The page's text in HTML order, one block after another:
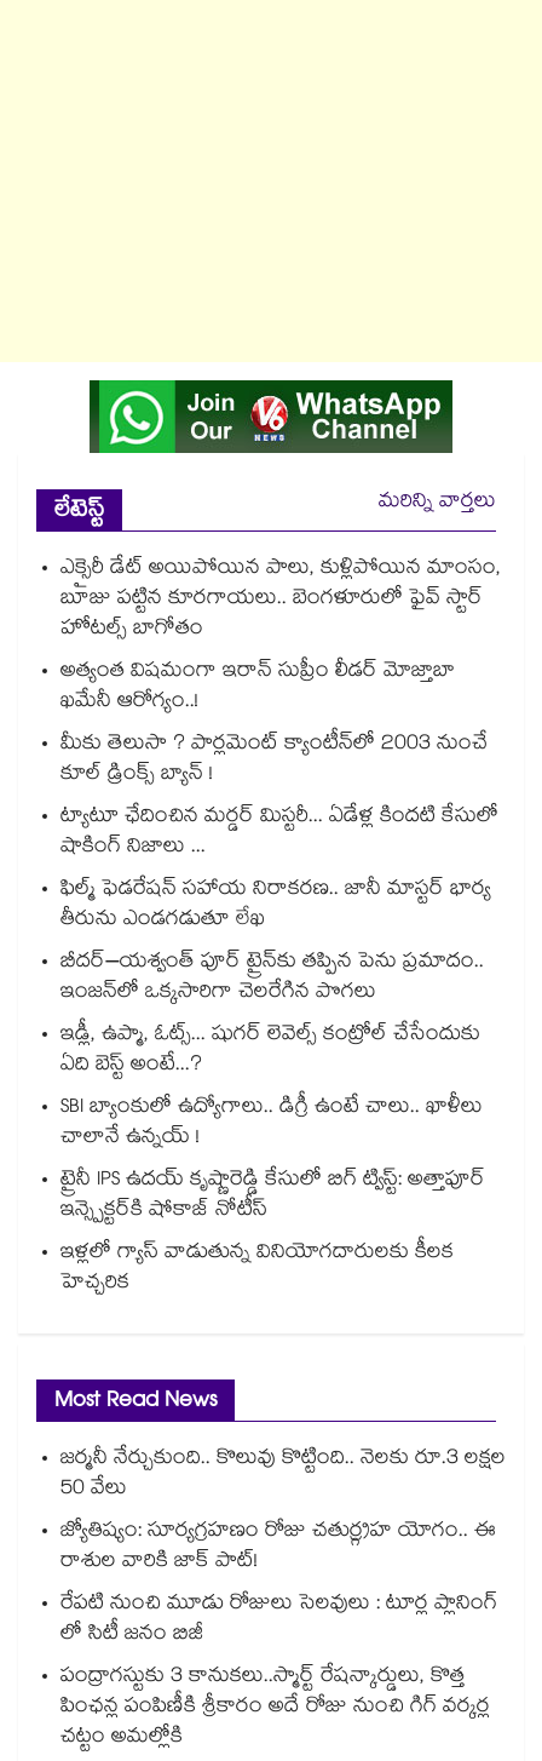
లేటెస్ట్
మరిన్ని వార్తలు
ఎక్సైరీ డేట్ అయిపోయిన పాలు, కుళ్లిపోయిన మాంసం,
బూజు పట్టిన కూరగాయలు.. బెంగళూరులో ఫైవ్ స్టార్
హోటల్స్ బాగోతం
అత్యంత విషమంగా ఇరాన్ సుప్రీం లీడర్ మోజ్తాబా
ఖమేనీ ఆరోగ్యం..!
మీకు తెలుసా ? పార్లమెంట్ క్యాంటీన్⁪లో 2003 నుంచే
కూల్ డ్రింక్స్ బ్యాన్ !
ట్యాటూ ఛేదించిన మర్డర్ మిస్టరీ... ఏడేళ్ల కిందటి కేసులో
షాకింగ్ నిజాలు ...
ఫిల్మ్ ఫెడరేషన్ సహాయ నిరాకరణ.. జానీ మాస్టర్ భార్య
తీరును ఎండగడుతూ లేఖ
బీదర్–యశ్వంత్ పూర్ ట్రైన్‎కు తప్పిన పెను ప్రమాదం..
ఇంజన్‎లో ఒక్కసారిగా చెలరేగిన పొగలు
ఇడ్లీ, ఉప్మా, ఓట్స్... షుగర్ లెవెల్స్ కంట్రోల్ చేసేందుకు
ఏది బెస్ట్ అంటే...?
SBI బ్యాంకులో ఉద్యోగాలు.. డిగ్రీ ఉంటే చాలు.. ఖాళీలు
చాలానే ఉన్నయ్ !
ట్రైనీ IPS ఉదయ్ కృష్ణారెడ్డి కేసులో బిగ్ ట్విస్ట్: అత్తాపూర్
ఇన్స్పెక్టర్‎కి షోకాజ్ నోటీస్
ఇళ్లలో గ్యాస్ వాడుతున్న వినియోగదారులకు కీలక
హెచ్చరిక
Most Read News
జర్మనీ నేర్చుకుంది.. కొలువు కొట్టింది.. నెలకు రూ.3 లక్షల
50 వేలు
జ్యోతిష్యం: సూర్యగ్రహణం రోజు చతుర్గ్రహ యోగం.. ఈ
రాశుల వారికి జాక్ పాట్!
రేపటి నుంచి మూడు రోజులు సెలవులు : టూర్ల ప్లానింగ్
లో సిటీ జనం బిజీ
పంద్రాగస్టుకు 3 కానుకలు..స్మార్ట్ రేషన్కార్డులు, కొత్త
పింఛన్ల పంపిణీకి శ్రీకారం అదే రోజు నుంచి గిగ్ వర్కర్ల
చట్టం అమల్లోకి